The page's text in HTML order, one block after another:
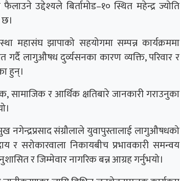
उद्देश्यले बिर्तामोड–१० स्थित महेन्द्र ज्योति
महासंघ झापाको सहयोगमा सम्पन्न कार्यक्रममा
गर्दै लागुऔषध दुर्व्यसनका कारण व्यक्ति, परिवार र
हुन्।
र आर्थिक क्षतिबारे जानकारी गराउनुका
नगेन्द्रप्रसाद संग्रौलाले युवापुस्तालाई लागुऔषधको
र सरोकारवाला निकायबीच प्रभावकारी समन्वय
र जिम्मेवार नागरिक बन्न आग्रह गर्नुभयो।